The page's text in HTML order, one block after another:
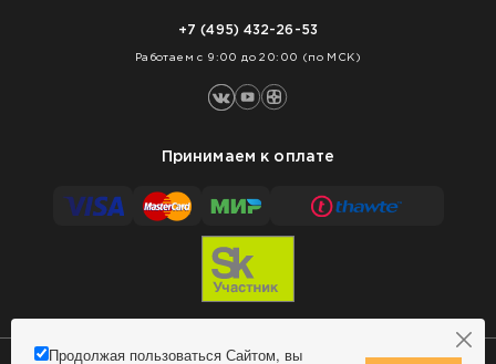
Продолжая пользоваться Сайтом, вы
+7 (495) 432-26-53
Работаем с 9:00 до 20:00 (по МСК)
Принимаем к оплате